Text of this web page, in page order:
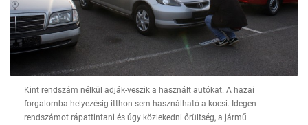
Kint rendszám nélkül adják-veszik a használt autókat. A hazai
forgalomba helyezésig itthon sem használható a kocsi. Idegen
rendszámot rápattintani és úgy közlekedni őrültség, a jármű